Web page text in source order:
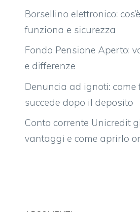
Borsellino elettronico:
funziona e sicurezza
Fondo Pensione Aperto:
e differenze
Denuncia ad ignoti: come
succede dopo il deposito
Conto corrente Unicredit
vantaggi e come aprirlo